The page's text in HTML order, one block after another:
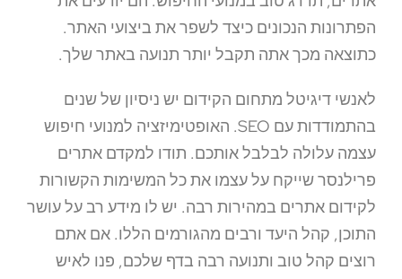
הפתרונות הנכונים כיצד לשפר את ביצועי האתר.
כתוצאה מכך אתה תקבל יותר תנועה באתר שלך.
לאנשי דיגיטל מתחום הקידום יש ניסיון של שנים
בהתמודדות עם SEO. האופטימיזציה למנועי חיפוש
עצמה עלולה לבלבל אותכם. תודו למקדם אתרים
פרילנסר שייקח על עצמו את כל המשימות הקשורות
לקידום אתרים במהירות רבה. יש לו מידע רב על עושר
התוכן, קהל היעד ורבים מהגורמים הללו. אם אתם
רוצים קהל טוב ותנועה רבה בדף שלכם, פנו לאיש